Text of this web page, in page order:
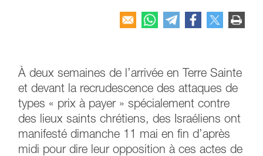
À deux semaines de l’arrivée en Terre Sainte
et devant la recrudescence des attaques de
types « prix à payer » spécialement contre
des lieux saints chrétiens, des Israéliens ont
manifesté dimanche 11 mai en fin d’après
midi pour dire leur opposition à ces actes de